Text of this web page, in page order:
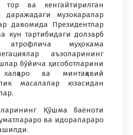
ва кенгайтирилган
даражадаги музокаралар
давомида Президентлар
кун тартибидаги долзарб
атрофлича муҳокама
аъзоларининг
бўйича ҳисоботларини
халқаро ва минтақавий
масалалар юзасидан
Қўшма баёноти
ва идоралараро